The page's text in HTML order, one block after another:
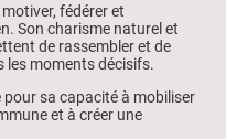
fédérer et
Son charisme naturel et
de rassembler et de
les moments décisifs.
sa capacité à mobiliser
et à créer une